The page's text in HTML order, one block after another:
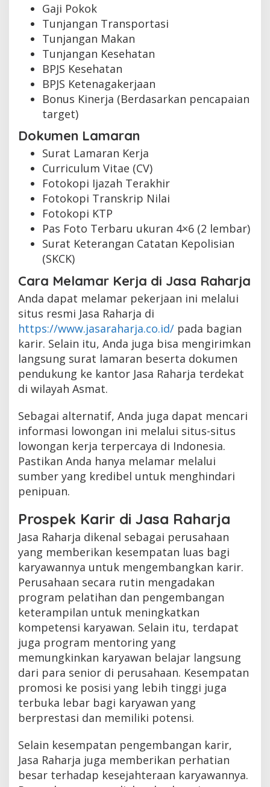
Gaji Pokok
Tunjangan Transportasi
Tunjangan Makan
Tunjangan Kesehatan
BPJS Kesehatan
BPJS Ketenagakerjaan
Bonus Kinerja (Berdasarkan pencapaian
target)
Dokumen Lamaran
Surat Lamaran Kerja
Curriculum Vitae (CV)
Fotokopi Ijazah Terakhir
Fotokopi Transkrip Nilai
Fotokopi KTP
Pas Foto Terbaru ukuran 4×6 (2 lembar)
Surat Keterangan Catatan Kepolisian
(SKCK)
Cara Melamar Kerja di Jasa Raharja
Anda dapat melamar pekerjaan ini melalui
situs resmi Jasa Raharja di
https://www.jasaraharja.co.id/ pada bagian
karir. Selain itu, Anda juga bisa mengirimkan
langsung surat lamaran beserta dokumen
pendukung ke kantor Jasa Raharja terdekat
di wilayah Asmat.
Sebagai alternatif, Anda juga dapat mencari
informasi lowongan ini melalui situs-situs
lowongan kerja terpercaya di Indonesia.
Pastikan Anda hanya melamar melalui
sumber yang kredibel untuk menghindari
penipuan.
Prospek Karir di Jasa Raharja
Jasa Raharja dikenal sebagai perusahaan
yang memberikan kesempatan luas bagi
karyawannya untuk mengembangkan karir.
Perusahaan secara rutin mengadakan
program pelatihan dan pengembangan
keterampilan untuk meningkatkan
kompetensi karyawan. Selain itu, terdapat
juga program mentoring yang
memungkinkan karyawan belajar langsung
dari para senior di perusahaan. Kesempatan
promosi ke posisi yang lebih tinggi juga
terbuka lebar bagi karyawan yang
berprestasi dan memiliki potensi.
Selain kesempatan pengembangan karir,
Jasa Raharja juga memberikan perhatian
besar terhadap kesejahteraan karyawannya.